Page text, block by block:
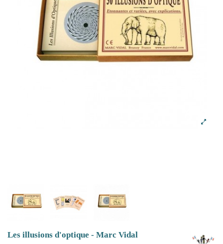
Les illusions d'optique - Marc Vidal